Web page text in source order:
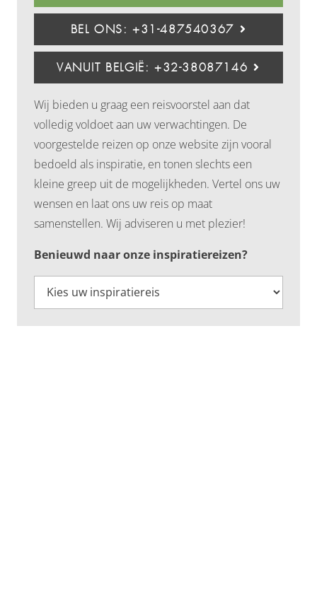
BEL ONS: +31-487540367
VANUIT BELGIË: +32-38087146
Wij bieden u graag een reisvoorstel aan dat
volledig voldoet aan uw verwachtingen. De
voorgestelde reizen op onze website zijn vooral
bedoeld als inspiratie, en tonen slechts een
kleine greep uit de mogelijkheden. Vertel ons uw
wensen en laat ons uw reis op maat
samenstellen. Wij adviseren u met plezier!
Benieuwd naar onze inspiratiereizen?